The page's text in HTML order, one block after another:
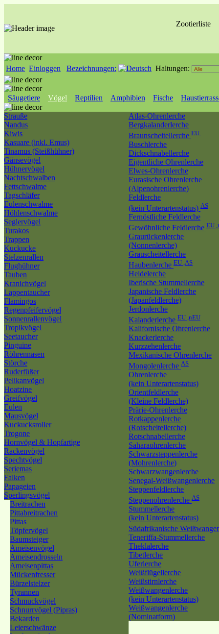
Zootierliste
Home Einloggen Bezeichnungen: Haltungen:
Säugetiere Vögel Reptilien Amphibien Fische
Strauße
Nandus
Kiwis
Kasuare (inkl. Emus)
Tinamus (Steißhühner)
Gänsevögel
Hühnervögel
Nachtschwalben
Fettschwalme
Tagschläfer
Eulenschwalme
Höhlenschwalme
Seglervögel
Turakos
Trappen
Kuckucke
Stelzenrallen
Flughühner
Tauben
Kranichvögel
Lappentaucher
Flamingos
Regenpfeifervögel
Sonnenrallenvögel
Tropikvögel
Seetaucher
Pinguine
Röhrennasen
Störche
Ruderfüßer
Pelikanvögel
Hoatzine
Greifvögel
Eulen
Mausvögel
Kuckucksroller
Trogone
Hornvögel & Hopfartige
Rackenvögel
Spechtvögel
Seriemas
Falken
Papageien
Sperlingsvögel
Breitrachen
Pittabreitrachen
Pittas
Töpfervögel
Baumsteiger
Ameisenvögel
Ameisendrosseln
Ameisenpittas
Mückenfresser
Bürzelstelzer
Tyrannen
Schmuckvögel
Schnurrvögel (Pipras)
Bekarden
Leierschwänze
Atlas-Ohrenlerche
Bergkalanderlerche
Braunscheitellerche EU
Buschlerche
Dickschnabellerche
Eigentliche Ohrenlerche
Elwes-Ohrenlerche
Eurasische Ohrenlerche
(Alpenohrenlerche)
Feldlerche
(kein Unterartenstatus) AS
Fernöstliche Feldlerche
Gewöhnliche Feldlerche EU
Graurückenlerche
(Nonnenlerche)
Grauscheitellerche
Haubenlerche EU ,AS
Heidelerche
Iberische Stummellerche
Japanische Feldlerche
(Japanfeldlerche)
Jerdonlerche
Kalanderlerche EU ,nEU
Kalifornische Ohrenlerche
Knackerlerche
Kurzzehenlerche
Mexikanische Ohrenlerche
Mongolenlerche AS
Ohrenlerche
(kein Unterartenstatus)
Orientfeldlerche
(Kleine Feldlerche)
Prärie-Ohrenlerche
Rotkappenlerche
(Rotscheitellerche)
Rotschnabellerche
Saharaohrenlerche
Schwarzsteppenlerche
(Mohrenlerche)
Schwarzwangenlerche
Senegal-Weißwangenlerche
Steppenfeldlerche
Steppenohrenlerche AS
Stummellerche
(kein Unterartenstatus)
Südafrikanische
Teneriffa-Stummellerche
Theklalerche
Tibetlerche
Uferlerche
Weißflügellerche
Weißstirnlerche
Weißwangenlerche
(kein Unterartenstatus)
Weißwangenlerche
(Nominatform)